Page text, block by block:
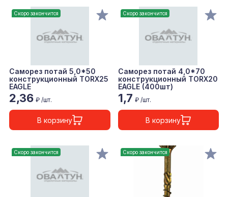
Скоро закончится
Саморез потай 5,0*50
конструкционный TORX25
EAGLE
2,36 ₽ /шт.
В корзину
Скоро закончится
Саморез потай 4,0*70
конструкционный TORX20
EAGLE (400шт)
1,7 ₽ /шт.
В корзину
Скоро закончится Скоро закончится